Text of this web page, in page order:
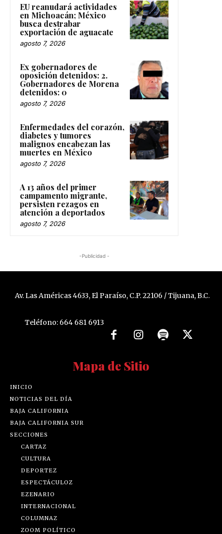
EU reanudará actividades
en Michoacán; México
busca destrabar
exportación de aguacate
agosto 7, 2026
Ex gobernadores de
oposición detenidos: 2.
Gobernadores de Morena
detenidos: 0
agosto 7, 2026
Enfermedades del corazón,
diabetes y tumores
malignos encabezan las
muertes en México
agosto 7, 2026
A 13 años del primer
campamento migrante,
persisten rezagos en
atención a deportados
agosto 7, 2026
-Publicidad -
Av. Las Américas 4633, El Paraíso, C.P. 22106 / Tijuana, B.C.
Teléfono: 664 681 6913
Mapa de Sitio
INICIO
NOTICIAS DEL DÍA
BAJA CALIFORNIA
BAJA CALIFORNIA SUR
SECCIONES
CARTAZ
CULTURA
DEPORTEZ
ESPECTÁCULOZ
EZENARIO
INTERNACIONAL
COLUMNAZ
ZOOM POLÍTICO